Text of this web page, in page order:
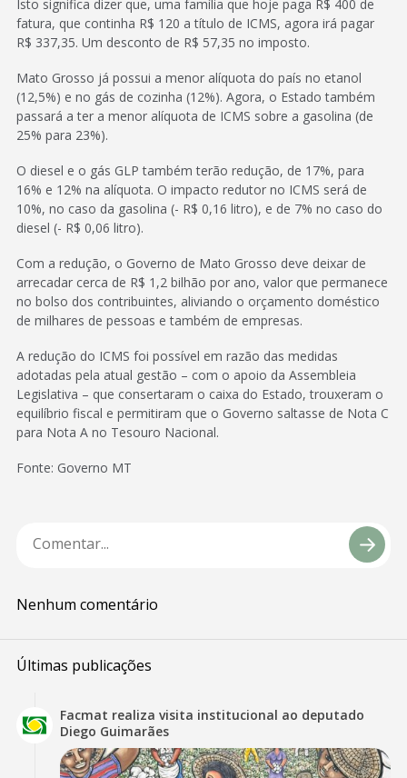
Isto significa dizer que, uma família que hoje paga R$ 400 de
fatura, que continha R$ 120 a título de ICMS, agora irá pagar
R$ 337,35. Um desconto de R$ 57,35 no imposto.
Mato Grosso já possui a menor alíquota do país no etanol
(12,5%) e no gás de cozinha (12%). Agora, o Estado também
passará a ter a menor alíquota de ICMS sobre a gasolina (de
25% para 23%).
O diesel e o gás GLP também terão redução, de 17%, para
16% e 12% na alíquota. O impacto redutor no ICMS será de
10%, no caso da gasolina (- R$ 0,16 litro), e de 7% no caso do
diesel (- R$ 0,06 litro).
Com a redução, o Governo de Mato Grosso deve deixar de
arrecadar cerca de R$ 1,2 bilhão por ano, valor que permanece
no bolso dos contribuintes, aliviando o orçamento doméstico
de milhares de pessoas e também de empresas.
A redução do ICMS foi possível em razão das medidas
adotadas pela atual gestão – com o apoio da Assembleia
Legislativa – que consertaram o caixa do Estado, trouxeram o
equilíbrio fiscal e permitiram que o Governo saltasse de Nota C
para Nota A no Tesouro Nacional.
Fonte: Governo MT
Nenhum comentário
Últimas publicações
Facmat realiza visita institucional ao deputado
Diego Guimarães